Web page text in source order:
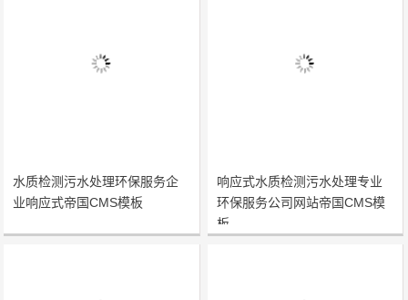
水质检测污水处理环保服务企
业响应式帝国CMS模板
响应式水质检测污水处理专业
环保服务公司网站帝国CMS模
板